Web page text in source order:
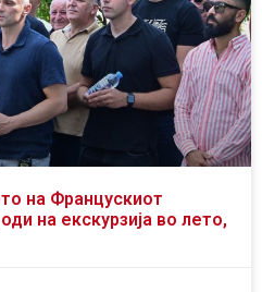
на Францускиот
на екскурзија во лето,